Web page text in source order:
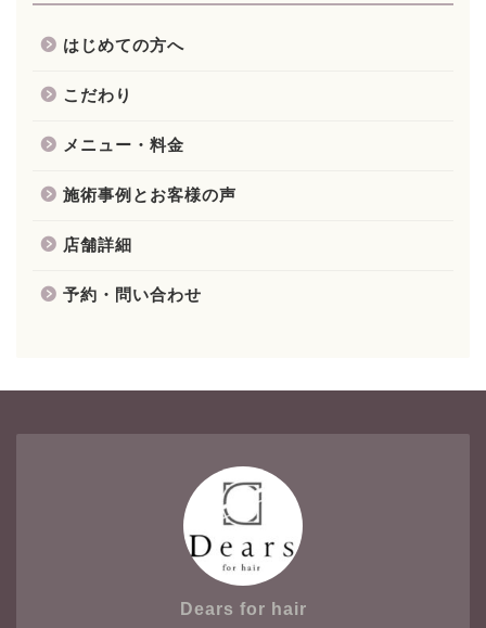
はじめての方へ
こだわり
メニュー・料金
施術事例とお客様の声
店舗詳細
予約・問い合わせ
Dears for hair